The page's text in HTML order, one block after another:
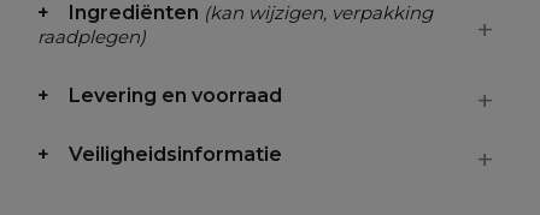
Ingrediënten (kan wijzigen, verpakking
raadplegen)
Levering en voorraad
Veiligheidsinformatie